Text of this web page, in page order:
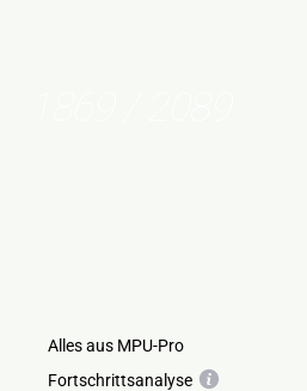
Alles aus MPU-Pro
Fortschrittsanalyse